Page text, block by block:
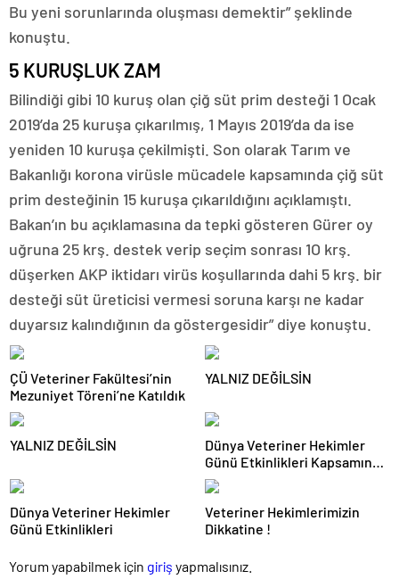
Bu yeni sorunlarında oluşması demektir” şeklinde
konuştu.
5 KURUŞLUK ZAM
Bilindiği gibi 10 kuruş olan çiğ süt prim desteği 1 Ocak
2019’da 25 kuruşa çıkarılmış, 1 Mayıs 2019’da da ise
yeniden 10 kuruşa çekilmişti. Son olarak Tarım ve
Bakanlığı korona virüsle mücadele kapsamında çiğ süt
prim desteğinin 15 kuruşa çıkarıldığını açıklamıştı.
Bakan’ın bu açıklamasına da tepki gösteren Gürer oy
uğruna 25 krş. destek verip seçim sonrası 1O krş.
düşerken AKP iktidarı virüs koşullarında dahi 5 krş. bir
desteği süt üreticisi vermesi soruna karşı ne kadar
duyarsız kalındığının da göstergesidir” diye konuştu.
ÇÜ Veteriner Fakültesi’nin
Mezuniyet Töreni’ne Katıldık
YALNIZ DEĞİLSİN
YALNIZ DEĞİLSİN
Dünya Veteriner Hekimler
Günü Etkinlikleri Kapsamında
“Gala” Programını
Gerçekleştirdik
Dünya Veteriner Hekimler
Günü Etkinlikleri
Veteriner Hekimlerimizin
Dikkatine !
Yorum yapabilmek için giriş yapmalısınız.